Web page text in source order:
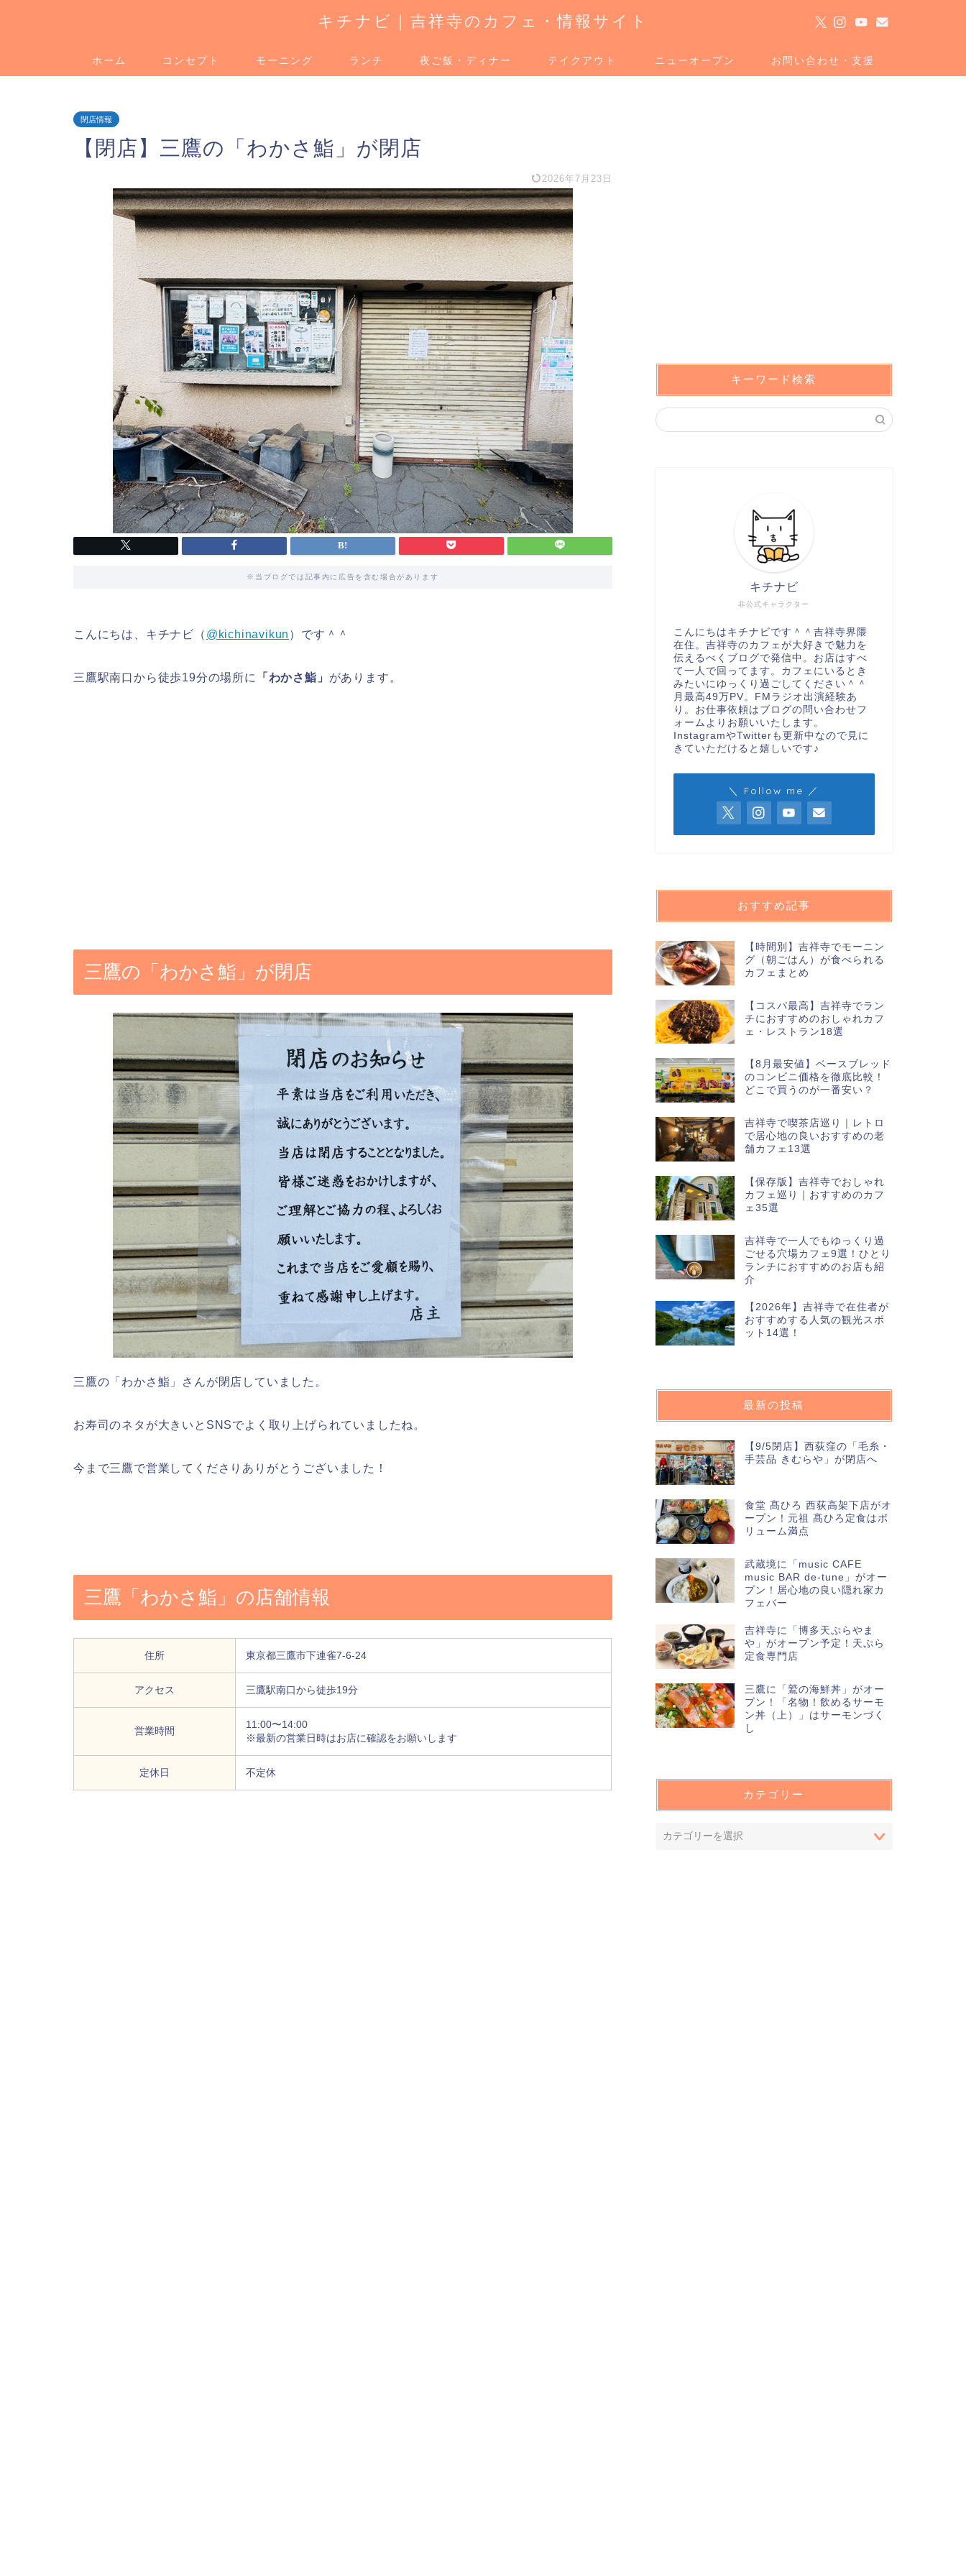
キチナビ｜吉祥寺のカフェ・情報サイト
ホーム コンセプト モーニング ランチ 夜ご飯・ディナー テイクアウト ニューオープン お問い合わせ・支援
閉店情報
【閉店】三鷹の「わかさ鮨」が閉店
2026年7月23日
※当ブログでは記事内に広告を含む場合があります
こんにちは、キチナビ（ @kichinavikun ）です＾＾
三鷹駅南口から徒歩19分の場所に 「わかさ鮨」 があります。
三鷹の「わかさ鮨」が閉店
三鷹の「わかさ鮨」さんが閉店していました。
お寿司のネタが大きいとSNSでよく取り上げられていましたね。
今まで三鷹で営業してくださりありがとうございました！
三鷹「わかさ鮨」の店舗情報
住所 東京都三鷹市下連雀7-6-24
アクセス 三鷹駅南口から徒歩19分
営業時間
11:00〜14:00
※最新の営業日時はお店に確認をお願いします
定休日 不定休
キーワード検索
非公式キャラクター
キチナビ
こんにちはキチナビです＾＾吉祥寺界隈
在住。吉祥寺のカフェが大好きで魅力を
伝えるべくブログで発信中。お店はすべ
て一人で回ってます。カフェにいるとき
みたいにゆっくり過ごしてください＾＾
月最高49万PV。FMラジオ出演経験あ
り。お仕事依頼はブログの問い合わせフ
ォームよりお願いいたします。
InstagramやTwitterも更新中なので見に
きていただけると嬉しいです♪
＼ Follow me ／
おすすめ記事
【時間別】吉祥寺でモーニン
グ（朝ごはん）が食べられる
カフェまとめ
【コスパ最高】吉祥寺でラン
チにおすすめのおしゃれカフ
ェ・レストラン18選
【8月最安値】ベースブレッド
のコンビニ価格を徹底比較！
どこで買うのが一番安い？
吉祥寺で喫茶店巡り｜レトロ
で居心地の良いおすすめの老
舗カフェ13選
【保存版】吉祥寺でおしゃれ
カフェ巡り｜おすすめのカフ
ェ35選
吉祥寺で一人でもゆっくり過
ごせる穴場カフェ9選！ひとり
ランチにおすすめのお店も紹
介
【2026年】吉祥寺で在住者が
おすすめする人気の観光スポ
ット14選！
最新の投稿
【9/5閉店】西荻窪の「毛糸・
手芸品 きむらや」が閉店へ
食堂 髙ひろ 西荻高架下店がオ
ープン！元祖 髙ひろ定食はボ
リューム満点
武蔵境に「music CAFE
music BAR de-tune」がオー
プン！居心地の良い隠れ家カ
フェバー
吉祥寺に「博多天ぷらやま
や」がオープン予定！天ぷら
定食専門店
三鷹に「鷲の海鮮丼」がオー
プン！「名物！飲めるサーモ
ン丼（上）」はサーモンづく
し
カテゴリー